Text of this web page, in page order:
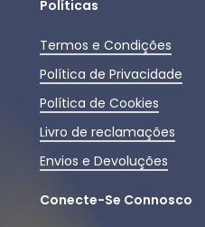
Políticas
Termos e Condições
Política de Privacidade
Política de Cookies
Livro de reclamações
Envios e Devoluções
Conecte-Se Connosco